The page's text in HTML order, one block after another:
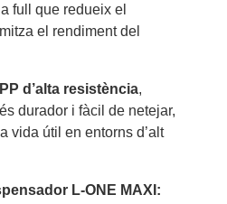
full que redueix el
el rendiment del
d’alta resistència,
durador i fàcil de netejar,
vida útil en entorns d’alt
L-ONE MAXI: